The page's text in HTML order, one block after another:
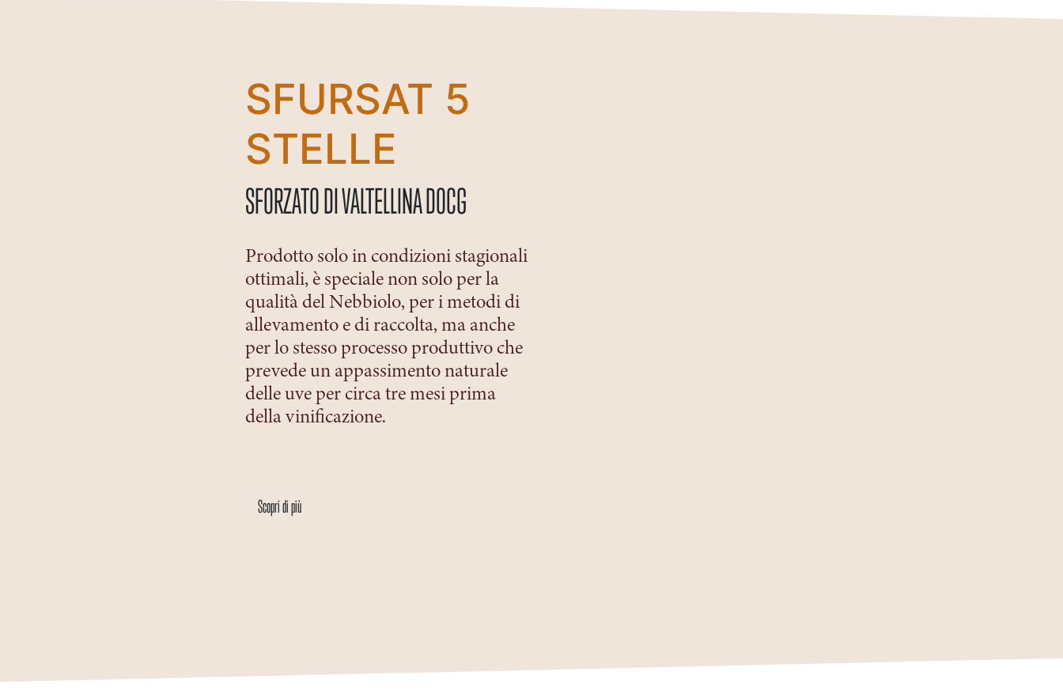
SFURSAT 5
STELLE
SFORZATO DI VALTELLINA DOCG
Prodotto solo in condizioni stagionali
ottimali, è speciale non solo per la
qualità del Nebbiolo, per i metodi di
allevamento e di raccolta, ma anche
per lo stesso processo produttivo che
prevede un appassimento naturale
delle uve per circa tre mesi prima
della vinificazione.
Scopri di più